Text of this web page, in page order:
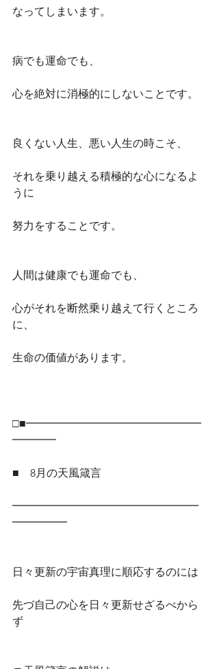
なってしまいます。
病でも運命でも、
心を絶対に消極的にしないことです。
良くない人生、悪い人生の時こそ、
それを乗り越える積極的な心になるよ
うに
努力をすることです。
人間は健康でも運命でも、
心がそれを断然乗り越えて行くところ
に、
生命の価値があります。
□■━━━━━━━━━━━━━━━━
━━━━
■　8月の天風箴言
━━━━━━━━━━━━━━━━━
━━━━━
日々更新の宇宙真理に順応するのには
先づ自己の心を日々更新せざるべから
ず